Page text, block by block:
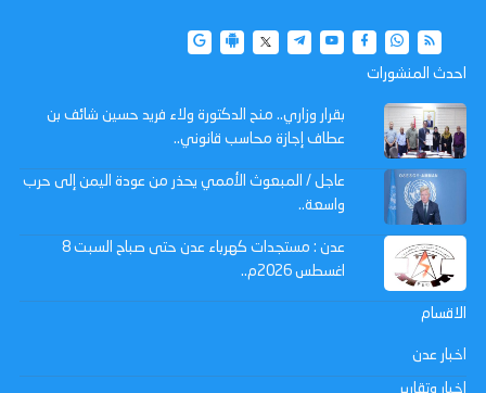
احدث المنشورات
بقرار وزاري.. منح الدكتورة ولاء فريد حسين شائف بن
عطاف إجازة محاسب قانوني..
عاجل / المبعوث الأممي يحذر من عودة اليمن إلى حرب
واسعة..
عدن : مستجدات كهرباء عدن حتى صباح السبت 8
اغسطس 2026م..
الاقسام
اخبار عدن
اخبار وتقارير